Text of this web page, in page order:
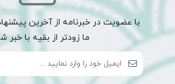
با عضویت در خبرنامه از آخرین
ما زودتر از بقیه با خبر